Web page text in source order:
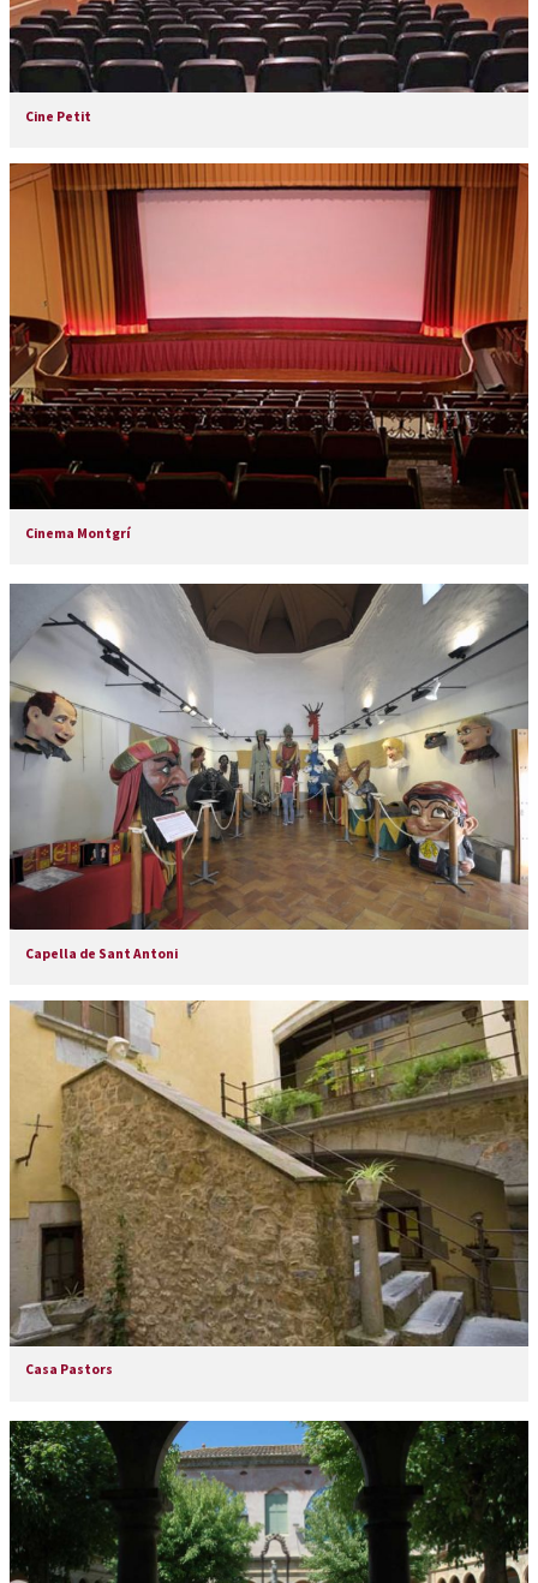
Cine Petit
Cinema Montgrí
Capella de Sant Antoni
Casa Pastors